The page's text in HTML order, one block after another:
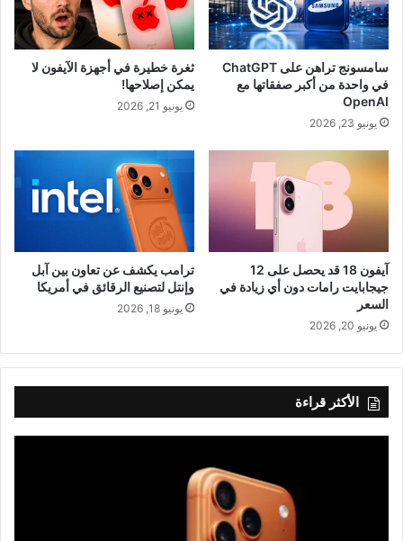
سامسونج تراهن على ChatGPT
في واحدة من أكبر صفقاتها مع
OpenAI
يونيو 23, 2026
ثغرة خطيرة في أجهزة الآيفون لا
يمكن إصلاحها!
يونيو 21, 2026
آيفون 18 قد يحصل على 12
جيجابايت رامات دون أي زيادة في
السعر
يونيو 20, 2026
ترامب يكشف عن تعاون بين آبل
وإنتل لتصنيع الرقائق في أمريكا
يونيو 18, 2026
الأكثر قراءة